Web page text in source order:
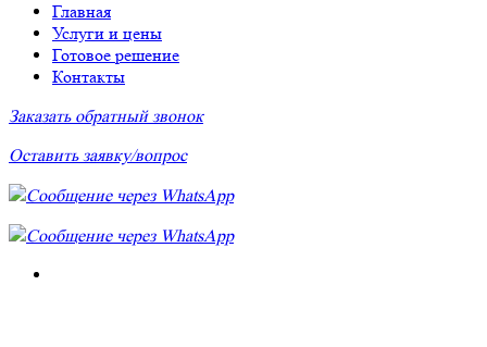
Главная
Услуги и цены
Готовое решение
Контакты
Заказать обратный звонок
Оставить заявку/вопрос
Сообщение через WhatsApp
Сообщение через WhatsApp